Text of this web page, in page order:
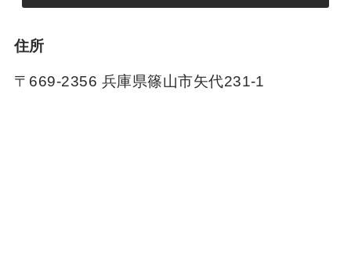
住所
〒669-2356 兵庫県篠山市矢代231-1